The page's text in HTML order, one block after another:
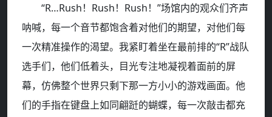
“R…Rush！Rush！Rush！”场馆内的观众们齐声
呐喊，每一个音节都饱含着对他们的期望，对他们每
一次精准操作的渴望。我紧盯着坐在最前排的“R”战队
选手们，他们低着头，目光专注地凝视着面前的屏
幕，仿佛整个世界只剩下那一方小小的游戏画面。他
们的手指在键盘上如同翩跹的蝴蝶，每一次敲击都充